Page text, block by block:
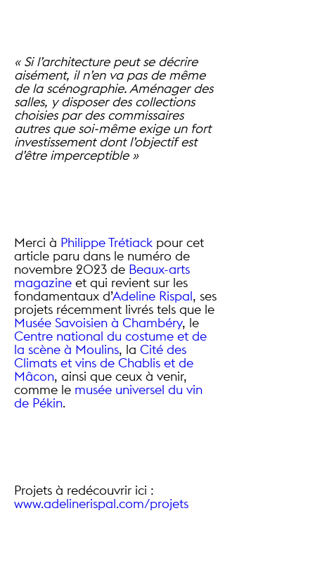
« Si l’architecture peut se décrire
aisément, il n’en va pas de même
de la scénographie. Aménager des
salles, y disposer des collections
choisies par des commissaires
autres que soi-même exige un fort
investissement dont l’objectif est
d’être imperceptible »
Merci à Philippe Trétiack pour cet
article paru dans le numéro de
novembre 2023 de Beaux-arts
magazine et qui revient sur les
fondamentaux d’Adeline Rispal, ses
projets récemment livrés tels que le
Musée Savoisien à Chambéry, le
Centre national du costume et de
la scène à Moulins, la Cité des
Climats et vins de Chablis et de
Mâcon, ainsi que ceux à venir,
comme le musée universel du vin
de Pékin.
Projets à redécouvrir ici :
www.adelinerispal.com/projets